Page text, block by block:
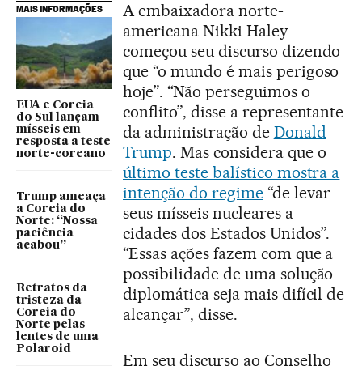
MAIS INFORMAÇÕES
EUA e Coreia
do Sul lançam
mísseis em
resposta a teste
norte-coreano
Trump ameaça
a Coreia do
Norte: “Nossa
paciência
acabou”
Retratos da
tristeza da
Coreia do
Norte pelas
lentes de uma
Polaroid
A embaixadora norte-
americana Nikki Haley
começou seu discurso dizendo
que “o mundo é mais perigoso
hoje”. “Não perseguimos o
conflito”, disse a representante
da administração de Donald
Trump. Mas considera que o
último teste balístico mostra a
intenção do regime“de levar
seus mísseis nucleares a
cidades dos Estados Unidos”.
“Essas ações fazem com que a
possibilidade de uma solução
diplomática seja mais difícil de
alcançar”, disse.
Em seu discurso ao Conselho